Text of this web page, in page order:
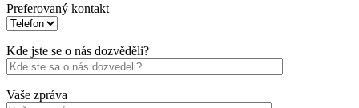
Preferovaný kontakt
Kde jste se o nás dozvěděli?
Vaše zpráva